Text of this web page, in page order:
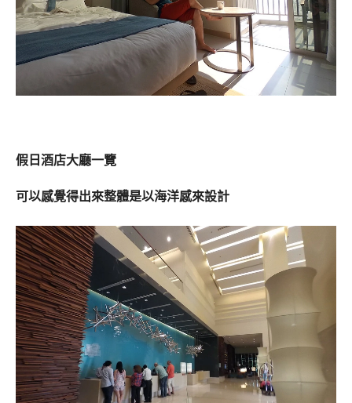
假日酒店大廳一覽
可以感覺得出來整體是以海洋感來設計